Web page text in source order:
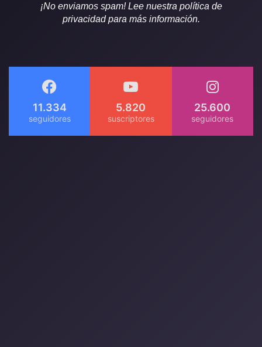
¡No enviamos spam! Lee nuestra política de
privacidad para más información.
11.334 5.820 25.600